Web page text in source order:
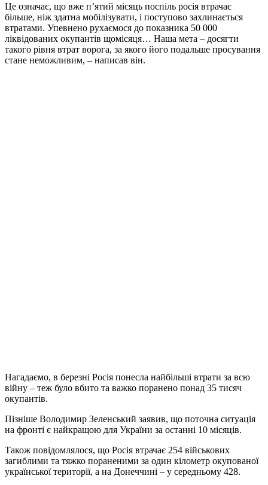
Це означає, що вже п’ятий місяць поспіль росія втрачає
більше, ніж здатна мобілізувати, і поступово захлинається
втратами. Упевнено рухаємося до показника 50 000
ліквідованих окупантів щомісяця… Наша мета – досягти
такого рівня втрат ворога, за якого його подальше просування
стане неможливим, – написав він.
Нагадаємо, в березні Росія понесла найбільші втрати за всю
війну – теж було вбито та важко поранено понад 35 тисяч
окупантів.
Пізніше Володимир Зеленський заявив, що поточна ситуація
на фронті є найкращою для України за останні 10 місяців.
Також повідомлялося, що Росія втрачає 254 військових
загиблими та тяжко пораненими за один кілометр окупованої
української території, а на Донеччині – у середньому 428.